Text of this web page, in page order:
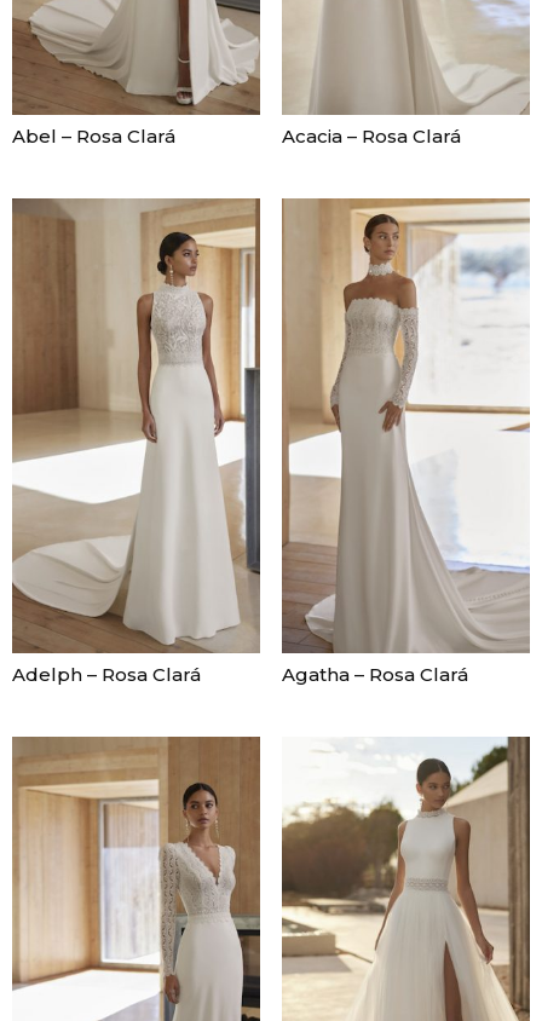
Abel – Rosa Clará Acacia – Rosa Clará
Adelph – Rosa Clará Agatha – Rosa Clará